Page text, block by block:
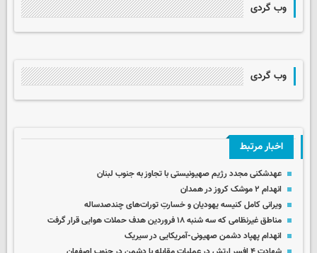
وب گردی
وب گردی
اخبار مرتبط
عهدشکنی مجدد رژیم صهیونیستی با تجاوز به جنوب لبنان
انهدام ۲ موشک کروز در همدان
ویرانی کامل کنیسه یهودیان و خسارتِ تورات‌های چندصدساله
مناطق غیرنظامی که سه شنبه ۱۸ فروردین هدف حملات هوایی قرار گرفت
انهدام پهپاد دشمن صهیونی-آمریکایی در سیریک